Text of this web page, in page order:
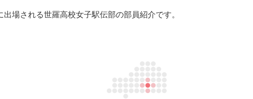
場される世羅高校女子駅伝部の部員紹介です。